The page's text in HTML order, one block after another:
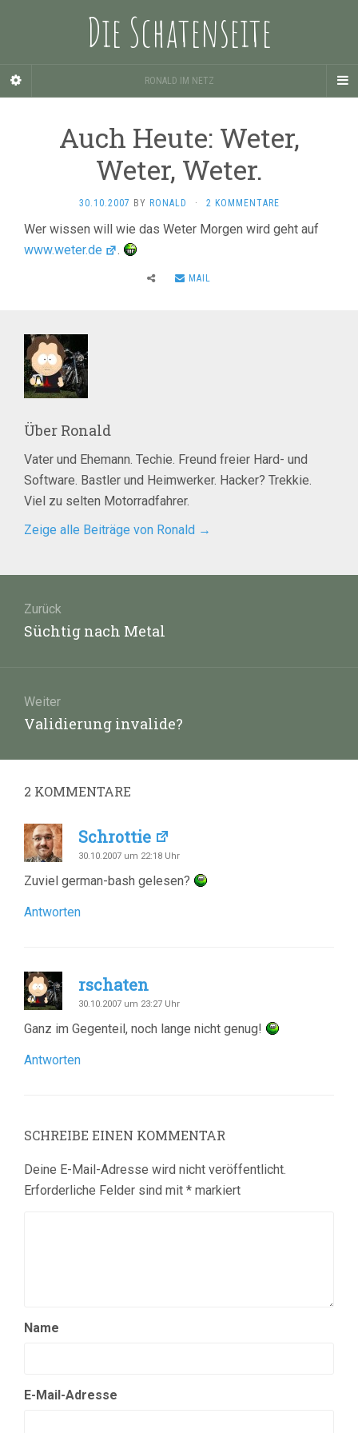
Die Schatenseite
RONALD IM NETZ
Auch Heute: Weter,
Weter, Weter.
30.10.2007 BY RONALD · 2 KOMMENTARE
Wer wissen will wie das Weter Morgen wird geht auf
www.weter.de
.
MAIL
Über Ronald
Vater und Ehemann. Techie. Freund freier Hard- und
Software. Bastler und Heimwerker. Hacker? Trekkie.
Viel zu selten Motorradfahrer.
Zeige alle Beiträge von Ronald →
Zurück
Vorheriger
Süchtig nach Metal
Weiter
Nächster
Validierung invalide?
2 KOMMENTARE
Schrottie
30.10.2007 um 22:18 Uhr
Zuviel german-bash gelesen?
Antworten
rschaten
30.10.2007 um 23:27 Uhr
Ganz im Gegenteil, noch lange nicht genug!
Antworten
SCHREIBE EINEN KOMMENTAR
Deine E-Mail-Adresse wird nicht veröffentlicht.
Erforderliche Felder sind mit * markiert
Name
E-Mail-Adresse